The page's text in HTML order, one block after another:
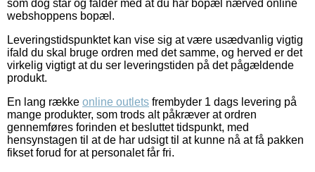
som dog står og falder med at du har bopæl nærved online
webshoppens bopæl.
Leveringstidspunktet kan vise sig at være usædvanlig vigtig
ifald du skal bruge ordren med det samme, og herved er det
virkelig vigtigt at du ser leveringstiden på det pågældende
produkt.
En lang række online outlets frembyder 1 dags levering på
mange produkter, som trods alt påkræver at ordren
gennemføres forinden et besluttet tidspunkt, med
hensynstagen til at de har udsigt til at kunne nå at få pakken
fikset forud for at personalet får fri.